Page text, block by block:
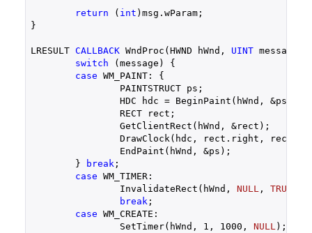
return ( int )msg.wParam;
}
LRESULT CALLBACK WndProc(HWND hWnd, UINT message,
switch (message) {
case WM_PAINT: {
	}
break;
case WM_TIMER:
		InvalidateRect(hWnd,
NULL, TRUE
break;
case WM_CREATE:
		SetTimer(hWnd,
1 , 1000 , NULL);